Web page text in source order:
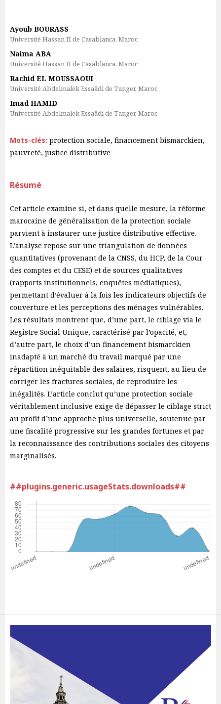
Ayoub BOURASS
Université Hassan II de Casablanca, Maroc
Naima ABA
Université Hassan II de Casablanca, Maroc
Rachid EL MOUSSAOUI
Université Abdelmalek Essaâdi de Tanger, Maroc
Imad HAMID
Université Abdelmalek Essaâdi de Tanger, Maroc
Mots-clés: protection sociale, financement bismarckien,
pauvreté, justice distributive
Résumé
Cet article examine si, et dans quelle mesure, la réforme
marocaine de généralisation de la protection sociale
parvient à instaurer une justice distributive effective.
L’analyse repose sur une triangulation de données
quantitatives (provenant de la CNSS, du HCP, de la Cour
des comptes et du CESE) et de sources qualitatives
(rapports institutionnels, enquêtes médiatiques),
permettant d’évaluer à la fois les indicateurs objectifs de
couverture et les perceptions des ménages vulnérables.
Les résultats montrent que, d’une part, le ciblage via le
Registre Social Unique, caractérisé par l’opacité, et,
d’autre part, le choix d’un financement bismarckien
inadapté à un marché du travail marqué par une
répartition inéquitable des salaires, risquent, au lieu de
corriger les fractures sociales, de reproduire les
inégalités. L’article conclut qu’une protection sociale
véritablement inclusive exige de dépasser le ciblage strict
au profit d’une approche plus universelle, soutenue par
une fiscalité progressive sur les grandes fortunes et par
la reconnaissance des contributions sociales des citoyens
marginalisés.
##plugins.generic.usageStats.downloads##